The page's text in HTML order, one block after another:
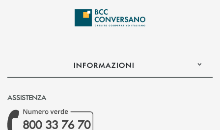
INFORMAZIONI
ASSISTENZA
800 33 76 70